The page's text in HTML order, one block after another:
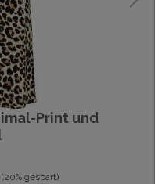
Print und
(20% gespart)